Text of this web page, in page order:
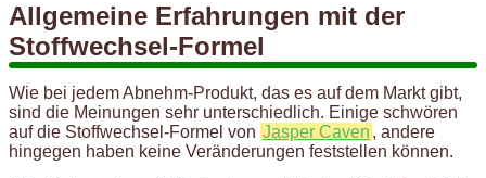
Allgemeine Erfahrungen mit der
Stoffwechsel-Formel
Wie bei jedem Abnehm-Produkt, das es auf dem Markt gibt,
sind die Meinungen sehr unterschiedlich. Einige schwören
auf die Stoffwechsel-Formel von Jasper Caven , andere
hingegen haben keine Veränderungen feststellen können.